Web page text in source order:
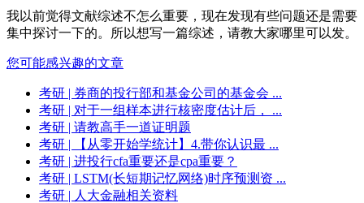
我以前觉得文献综述不怎么重要，现在发现有些问题还是需要
集中探讨一下的。所以想写一篇综述，请教大家哪里可以发。
您可能感兴趣的文章
考研 | 券商的投行部和基金公司的基金会 ...
考研 | 对于一组样本进行核密度估计后， ...
考研 | 请教高手一道证明题
考研 | 【从零开始学统计】4.带你认识最 ...
考研 | 进投行cfa重要还是cpa重要？
考研 | LSTM(长短期记忆网络)时序预测资 ...
考研 | 人大金融相关资料